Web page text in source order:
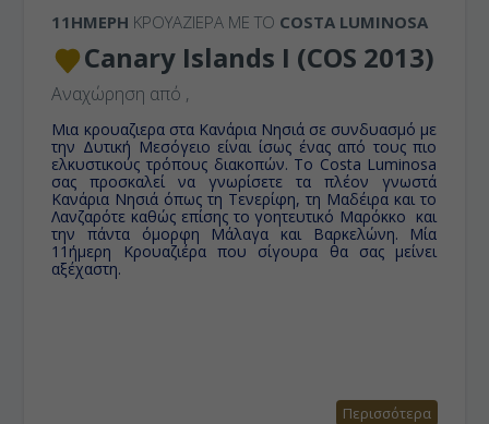
11ΉΜΕΡΗ ΚΡΟΥΑΖΙΕΡΑ ΜΕ ΤΟ COSTA LUMINOSA
Canary Islands I (COS 2013)
Αναχώρηση από ,
Μια κρουαζιερα στα Κανάρια Νησιά σε συνδυασμό με
την Δυτική Μεσόγειο είναι ίσως ένας από τους πιο
ελκυστικούς τρόπους διακοπών. To Costa Luminosa
σας προσκαλεί να γνωρίσετε τα πλέον γνωστά
Κανάρια Νησιά όπως τη Τενερίφη, τη Μαδέιρα και το
Λανζαρότε καθώς επίσης το γοητευτικό Μαρόκκο και
την πάντα όμορφη Μάλαγα και Βαρκελώνη. Μία
11ήμερη Κρουαζιέρα που σίγουρα θα σας μείνει
αξέχαστη.
Περισσότερα